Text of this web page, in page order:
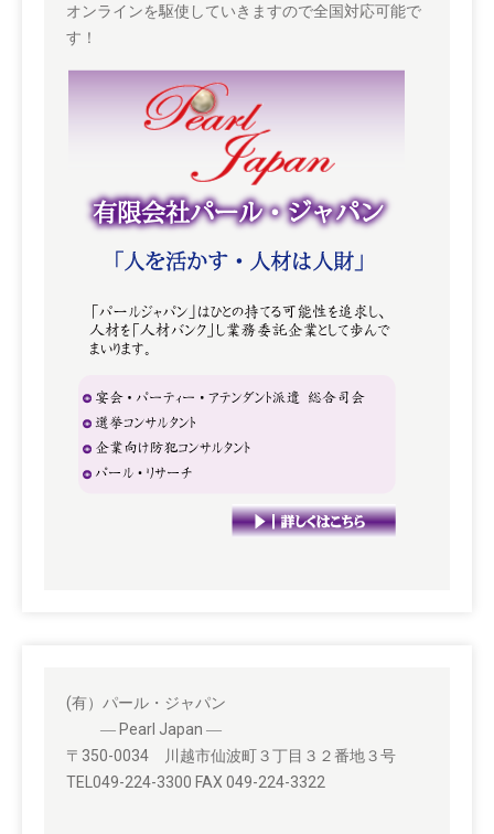
オンラインを駆使していきますので全国対応可能で
す！
(有）パール・ジャパン
― Pearl Japan ―
〒350-0034 川越市仙波町３丁目３２番地３号
TEL049-224-3300 FAX 049-224-3322